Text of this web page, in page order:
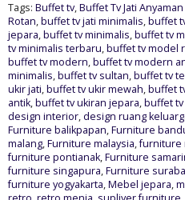
Tags: Buffet tv,Buffet Tv Jati
Rotan,buffet tv jati minimalis,buffet
jepara,buffet tv minimalis,buffet tv
tv minimalis terbaru,buffet tv model
buffet tv modern,buffet tv modern
minimalis,buffet tv sultan,buffet tv
ukir jati,buffet tv ukir mewah,buffet
antik,buffet tv ukiran jepara,buffet
design interior,design ruang
Furniture balikpapan,Furniture
malang,Furniture malaysia,furniture
furniture pontianak,Furniture
furniture singapura,Furniture
furniture yogyakarta,Mebel jepara,